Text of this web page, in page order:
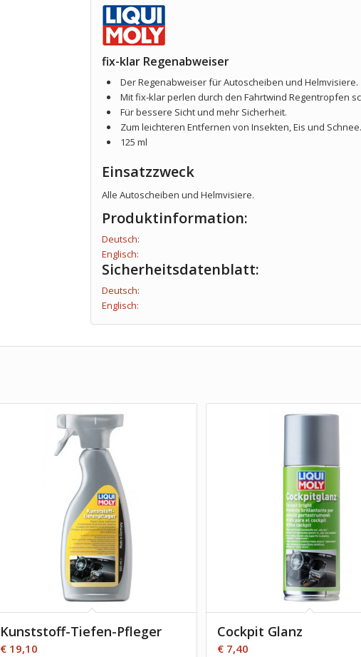
fix-klar Regenabweiser
Der Regenabweiser für Autoscheiben und Helmvisiere.
Mit fix-klar perlen durch den Fahrtwind Regentropfen
Für bessere Sicht und mehr Sicherheit.
Zum leichteren Entfernen von Insekten, Eis und
125 ml
Einsatzzweck
Alle Autoscheiben und Helmvisiere.
Produktinformation:
Deutsch:
Englisch:
Sicherheitsdatenblatt:
Deutsch:
Englisch:
Kunststoff-Tiefen-Pfleger
€19,10
Cockpit Glanz
€ 7,40